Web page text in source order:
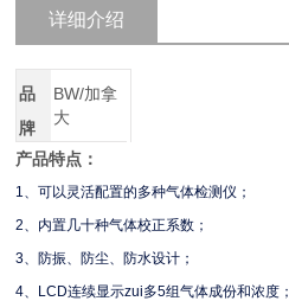
详细介绍
品
牌
BW/加拿
大
产品特点：
1、可以灵活配置的多种气体检测仪；
2、内置几十种气体校正系数；
3、防振、防尘、防水设计；
4、LCD连续显示zui多5组气体成份和浓度；